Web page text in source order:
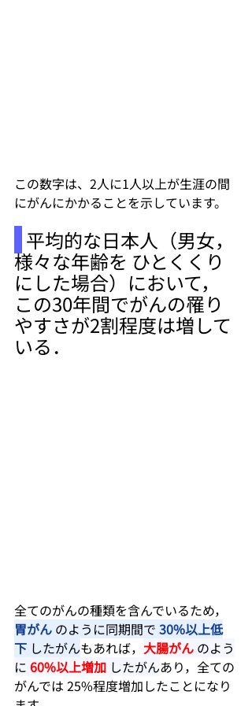
この数字は、2人に1人以上が生涯の間
にがんにかかることを示しています。
平均的な日本人（男女，
様々な年齢を ひとくくり
にした場合）において，
この30年間でがんの罹り
やすさが2割程度は増して
いる．
全てのがんの種類を含んでいるため，
胃がん のように同期間で 30%以上低
下 したがんもあれば， 大腸がん のよう
に 60%以上増加 したがんあり，全ての
がんでは 25%程度増加したことになり